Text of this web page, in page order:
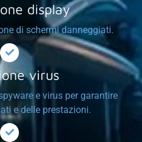
display
di schermi danneggiati.
virus
e virus per garantire
e delle prestazioni.